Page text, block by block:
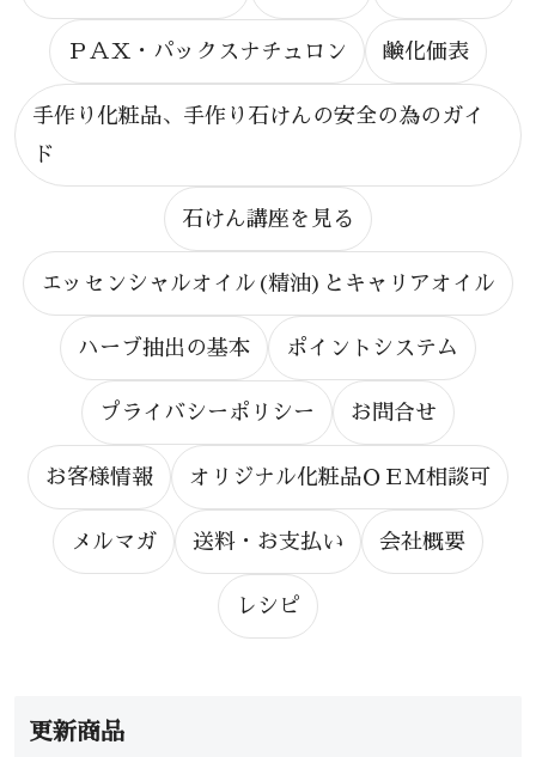
ＰＡＸ・パックスナチュロン 鹸化価表
手作り化粧品、手作り石けんの安全の為のガイ
ド
石けん講座を見る
エッセンシャルオイル(精油)とキャリアオイル
ハーブ抽出の基本 ポイントシステム
プライバシーポリシー お問合せ
お客様情報 オリジナル化粧品ＯＥＭ相談可
メルマガ 送料・お支払い 会社概要
レシピ
更新商品